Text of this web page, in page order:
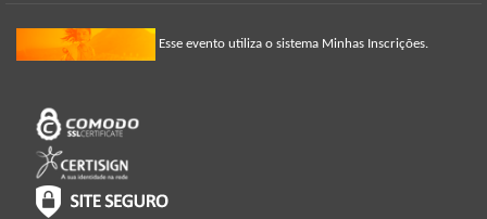
Esse evento utiliza o sistema Minhas Inscrições.